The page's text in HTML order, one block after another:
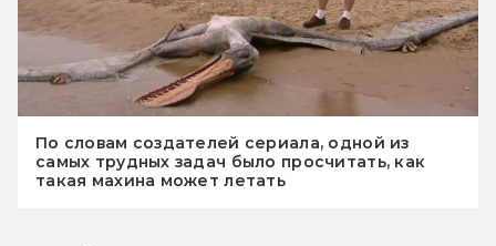
По словам создателей сериала, одной из
самых трудных задач было просчитать, как
такая махина может летать